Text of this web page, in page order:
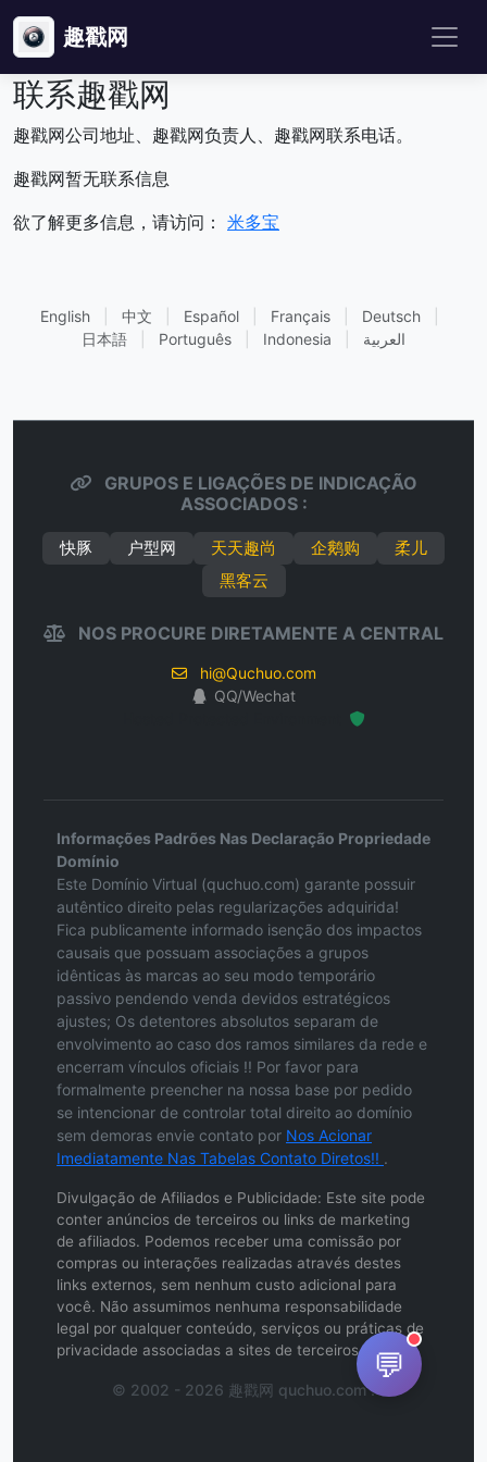
趣戳网
联系趣戳网
趣戳网公司地址、趣戳网负责人、趣戳网联系电话。
趣戳网暂无联系信息
欲了解更多信息，请访问： 米多宝
English 中文 Español Français Deutsch
日本語
Português Indonesia العربية
GRUPOS E LIGAÇÕES DE INDICAÇÃO
ASSOCIADOS :
快豚 户型网 天天趣尚 企鹅购
柔儿
黑客云
NOS PROCURE DIRETAMENTE A CENTRAL
hi@Quchuo.com
QQ/Wechat
Informações Padrões Nas Declaração Propriedade
Domínio
Este Domínio Virtual (quchuo.com) garante possuir
autêntico direito pelas regularizações adquirida!
Fica publicamente informado isenção dos impactos
causais que possuam associações a grupos
idênticas às marcas ao seu modo temporário
passivo pendendo venda devidos estratégicos
ajustes; Os detentores absolutos separam de
envolvimento ao caso dos ramos similares da rede e
encerram vínculos oficiais !! Por favor para
formalmente preencher na nossa base por pedido
se intencionar de controlar total direito ao domínio
sem demoras envie contato por Nos Acionar
Imediatamente Nas Tabelas Contato Diretos!! .
Divulgação de Afiliados e Publicidade: Este site pode
conter anúncios de terceiros ou links de marketing
de afiliados. Podemos receber uma comissão por
compras ou interações realizadas através destes
links externos, sem nenhum custo adicional para
você. Não assumimos nenhuma responsabilidade
legal por qualquer conteúdo, serviços ou práticas de
privacidade associadas a sites de terceiros.
© 2002 - 2026 趣戳网 quchuo.com .
💬